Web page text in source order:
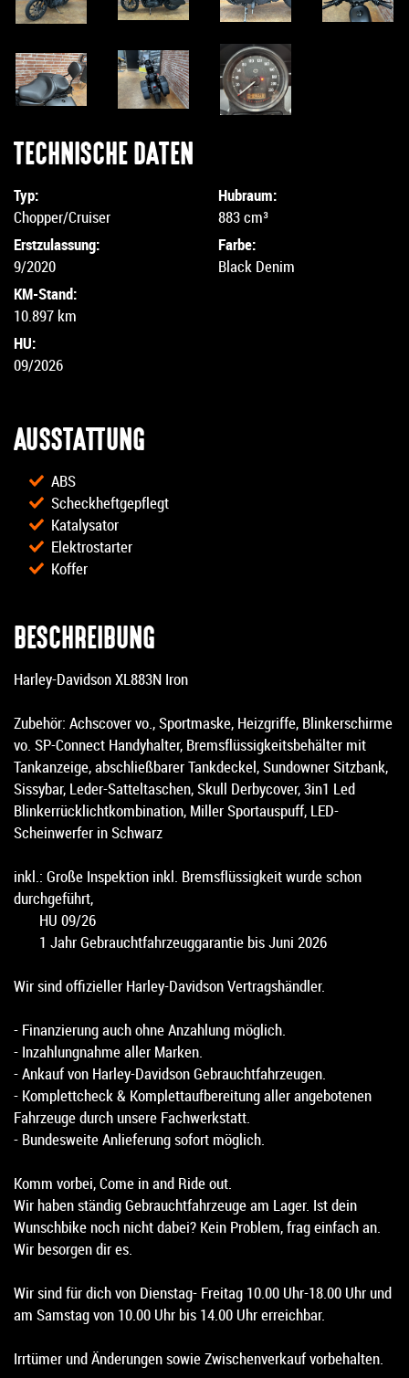
TECHNISCHE DATEN
Typ:
Chopper/Cruiser
Erstzulassung:
9/2020
KM-Stand:
10.897 km
HU:
09/2026
Hubraum:
883 cm³
Farbe:
Black Denim
AUSSTATTUNG
ABS
Scheckheftgepflegt
Katalysator
Elektrostarter
Koffer
BESCHREIBUNG
Harley-Davidson XL883N Iron
Zubehör: Achscover vo., Sportmaske, Heizgriffe, Blinkerschirme
vo. SP-Connect Handyhalter, Bremsflüssigkeitsbehälter mit
Tankanzeige, abschließbarer Tankdeckel, Sundowner Sitzbank,
Sissybar, Leder-Satteltaschen, Skull Derbycover, 3in1 Led
Blinkerrücklichtkombination, Miller Sportauspuff, LED-
Scheinwerfer in Schwarz
inkl.: Große Inspektion inkl. Bremsflüssigkeit wurde schon
durchgeführt,
HU 09/26
1 Jahr Gebrauchtfahrzeuggarantie bis Juni 2026
Wir sind offizieller Harley-Davidson Vertragshändler.
- Finanzierung auch ohne Anzahlung möglich.
- Inzahlungnahme aller Marken.
- Ankauf von Harley-Davidson Gebrauchtfahrzeugen.
- Komplettcheck & Komplettaufbereitung aller angebotenen
Fahrzeuge durch unsere Fachwerkstatt.
- Bundesweite Anlieferung sofort möglich.
Komm vorbei, Come in and Ride out.
Wir haben ständig Gebrauchtfahrzeuge am Lager. Ist dein
Wunschbike noch nicht dabei? Kein Problem, frag einfach an.
Wir besorgen dir es.
Wir sind für dich von Dienstag- Freitag 10.00 Uhr-18.00 Uhr und
am Samstag von 10.00 Uhr bis 14.00 Uhr erreichbar.
Irrtümer und Änderungen sowie Zwischenverkauf vorbehalten.